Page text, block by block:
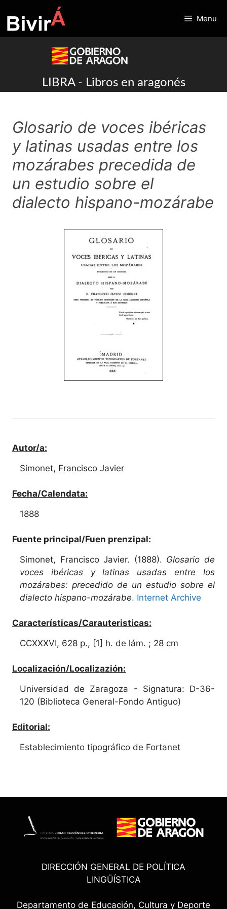
to
content
Menu
LIBRA - Libros en aragonés
Glosario de voces ibéricas
y latinas usadas entre los
mozárabes precedida de
un estudio sobre el
dialecto hispano-mozárabe
Autor/a:
Simonet, Francisco Javier
Fecha/Calendata:
1888
Fuente principal/Fuen prenzipal:
Simonet, Francisco Javier. (1888). Glosario de
voces ibéricas y latinas usadas entre los
mozárabes: precedido de un estudio sobre el
dialecto hispano-mozárabe. Internet Archive
Características/Carauteristicas:
CCXXXVI, 628 p., [1] h. de lám. ; 28 cm
Localización/Localizazión:
Universidad de Zaragoza - Signatura: D-36-
120 (Biblioteca General-Fondo Antiguo)
Editorial:
Establecimiento tipográfico de Fortanet
DIRECCIÓN GENERAL DE POLÍTICA
LINGÜÍSTICA
Departamento de Educación, Cultura y Deporte